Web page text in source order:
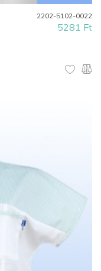
2202-5102-0022
5281 Ft